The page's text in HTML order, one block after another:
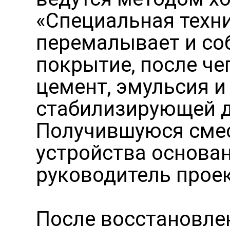
«Специальная
перемалывает и
покрытие, после
цемент, эмульсия
стабилизирующей
Получившуюся
устройства
руководитель
После